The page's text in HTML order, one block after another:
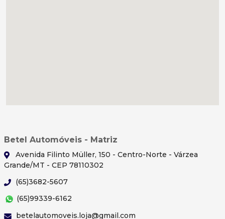
Betel Automóveis - Matriz
Avenida Filinto Müller, 150 - Centro-Norte - Várzea
Grande/MT - CEP 78110302
(65)3682-5607
(65)99339-6162
betelautomoveis.loja@gmail.com